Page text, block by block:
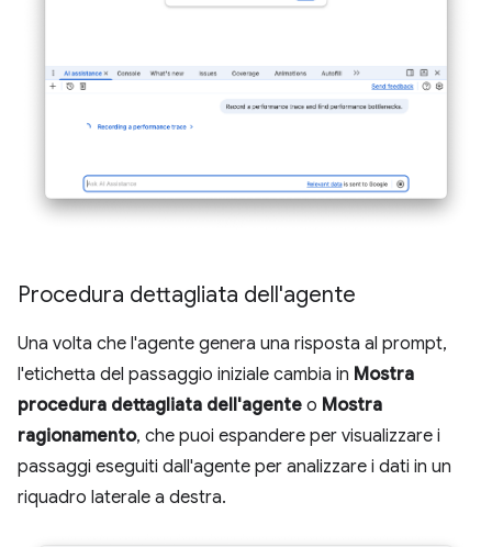
Procedura dettagliata dell'agente
Una volta che l'agente genera una risposta al prompt,
l'etichetta del passaggio iniziale cambia in Mostra
procedura dettagliata dell'agente o Mostra
ragionamento, che puoi espandere per visualizzare i
passaggi eseguiti dall'agente per analizzare i dati in un
riquadro laterale a destra.